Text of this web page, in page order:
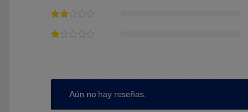
Aún no hay reseñas.